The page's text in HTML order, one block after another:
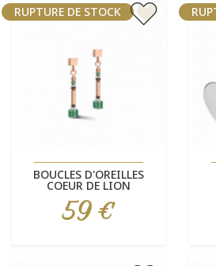
BOUCLES D'OREILLES
COEUR DE LION
Prix
59 €
RUPTURE DE STOCK